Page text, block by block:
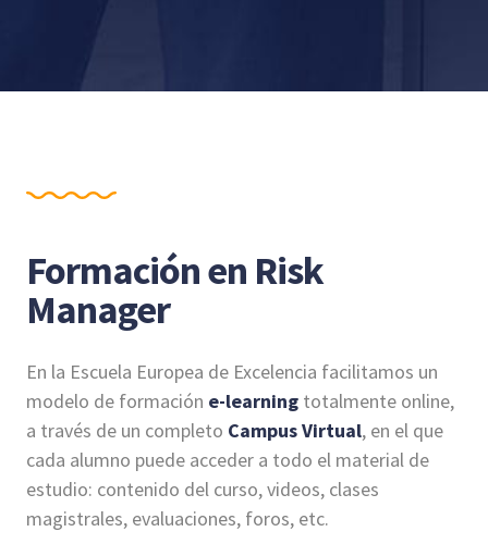
Formación en Risk
Manager
En la Escuela Europea de Excelencia facilitamos un
modelo de formación e-learningtotalmente online,
a través de un completo Campus Virtual, en el que
cada alumno puede acceder a todo el material de
estudio: contenido del curso, videos, clases
magistrales, evaluaciones, foros, etc.